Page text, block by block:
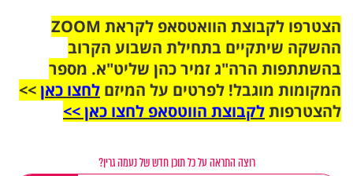
הצטרפו לקבוצת הוואטסאפ לקראת ZOOM
ההשקה שיתקיים בתחילת השבוע הקרוב
בהשתתפות הרה"ג זמיר כהן שליט"א. מספר
המקומות מוגבל! לפרטים על המיזם לחצו כאן>>
להצטרפותלקבוצת הווטסאפ לחצו כאן >>
רוצה התראה על כל תוכן חדש של נעמה גרין?